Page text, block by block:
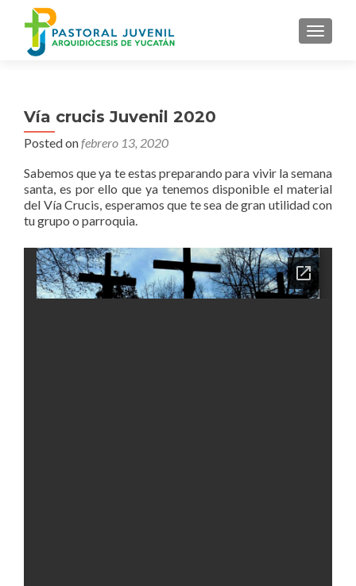
MENU
Vía crucis Juvenil 2020
Posted onfebrero 13, 2020
Sabemos que ya te estas preparando para vivir la semana
santa, es por ello que ya tenemos disponible el material
del Vía Crucis, esperamos que te sea de gran utilidad con
tu grupo o parroquia.